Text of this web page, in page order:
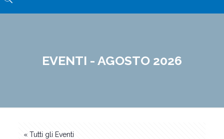
EVENTI - AGOSTO 2026
« Tutti gli Eventi